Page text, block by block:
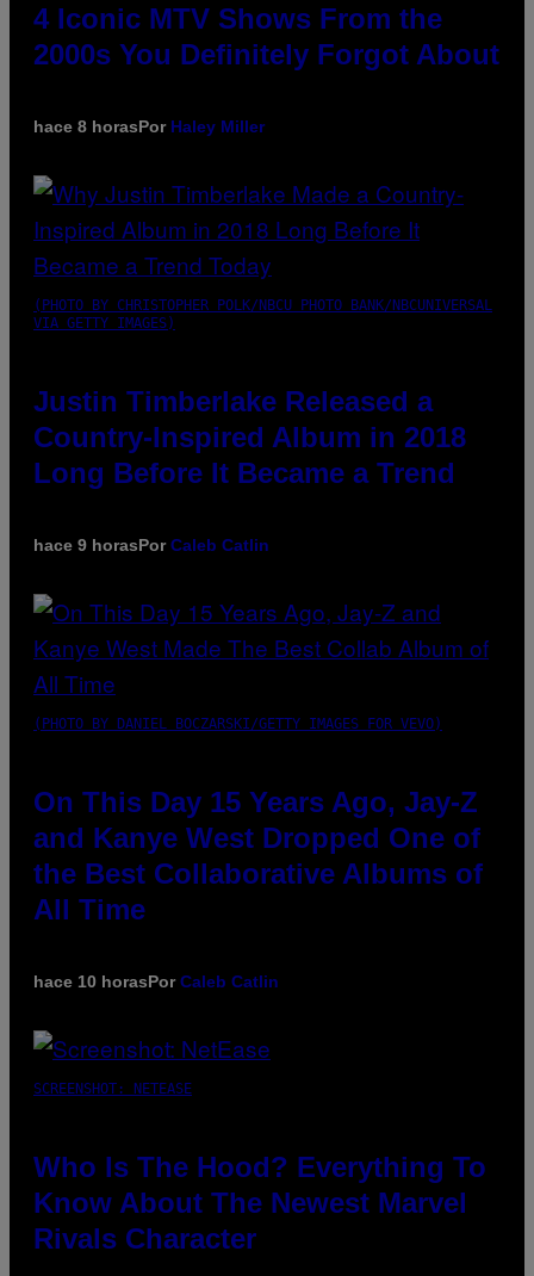
4 Iconic MTV Shows From the
2000s You Definitely Forgot About
hace 8 horasPor Haley Miller
(PHOTO BY CHRISTOPHER POLK/NBCU PHOTO BANK/NBCUNIVERSAL
VIA GETTY IMAGES)
Justin Timberlake Released a
Country-Inspired Album in 2018
Long Before It Became a Trend
hace 9 horasPorCaleb Catlin
(PHOTO BY DANIEL BOCZARSKI/GETTY IMAGES FOR VEVO)
On This Day 15 Years Ago, Jay-Z
and Kanye West Dropped One of
the Best Collaborative Albums of
All Time
hace 10 horasPorCaleb Catlin
SCREENSHOT: NETEASE
Who Is The Hood? Everything To
Know About The Newest Marvel
Rivals Character